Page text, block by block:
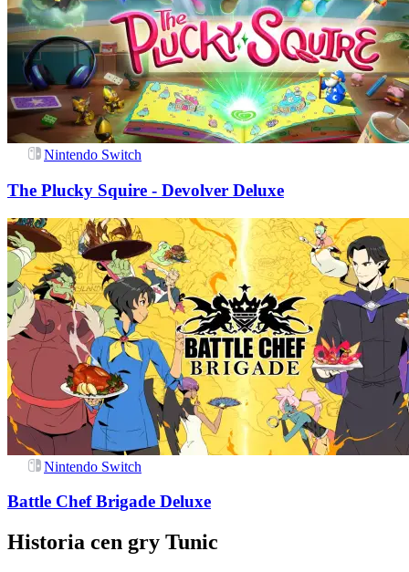
Nintendo Switch
The Plucky Squire - Devolver Deluxe
Nintendo Switch
Battle Chef Brigade Deluxe
Historia cen gry Tunic